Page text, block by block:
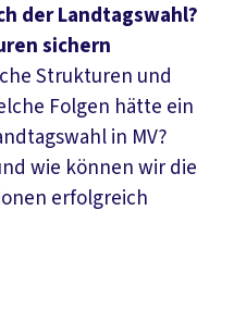
der Landtagswahl?
sichern
Strukturen und
Folgen hätte ein
in MV?
wie können wir die
erfolgreich